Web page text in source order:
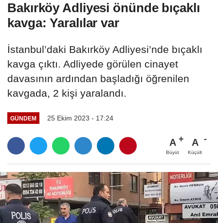
Bakırköy Adliyesi önünde bıçaklı
kavga: Yaralılar var
İstanbul’daki Bakırköy Adliyesi’nde bıçaklı
kavga çıktı. Adliyede görülen cinayet
davasının ardından başladığı öğrenilen
kavgada, 2 kişi yaralandı.
GÜNDEM 25 Ekim 2023 - 17:24
A
Büyüt
A
Küçült